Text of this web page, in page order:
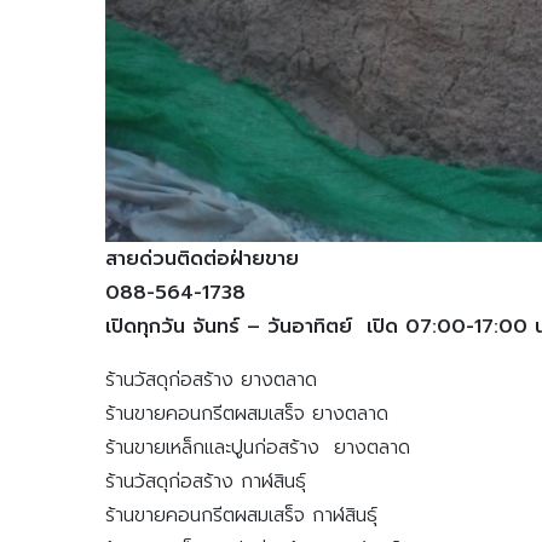
สายด่วนติดต่อฝ่ายขาย
088-564-1738
เปิดทุกวัน จันทร์ – วันอาทิตย์ เปิด 07:00-17:00
ร้านวัสดุก่อสร้าง ยางตลาด
ร้านขายคอนกรีตผสมเสร็จ ยางตลาด
ร้านขายเหล็กและปูนก่อสร้าง ยางตลาด
ร้านวัสดุก่อสร้าง กาฬสินธุ์
ร้านขายคอนกรีตผสมเสร็จ กาฬสินธุ์